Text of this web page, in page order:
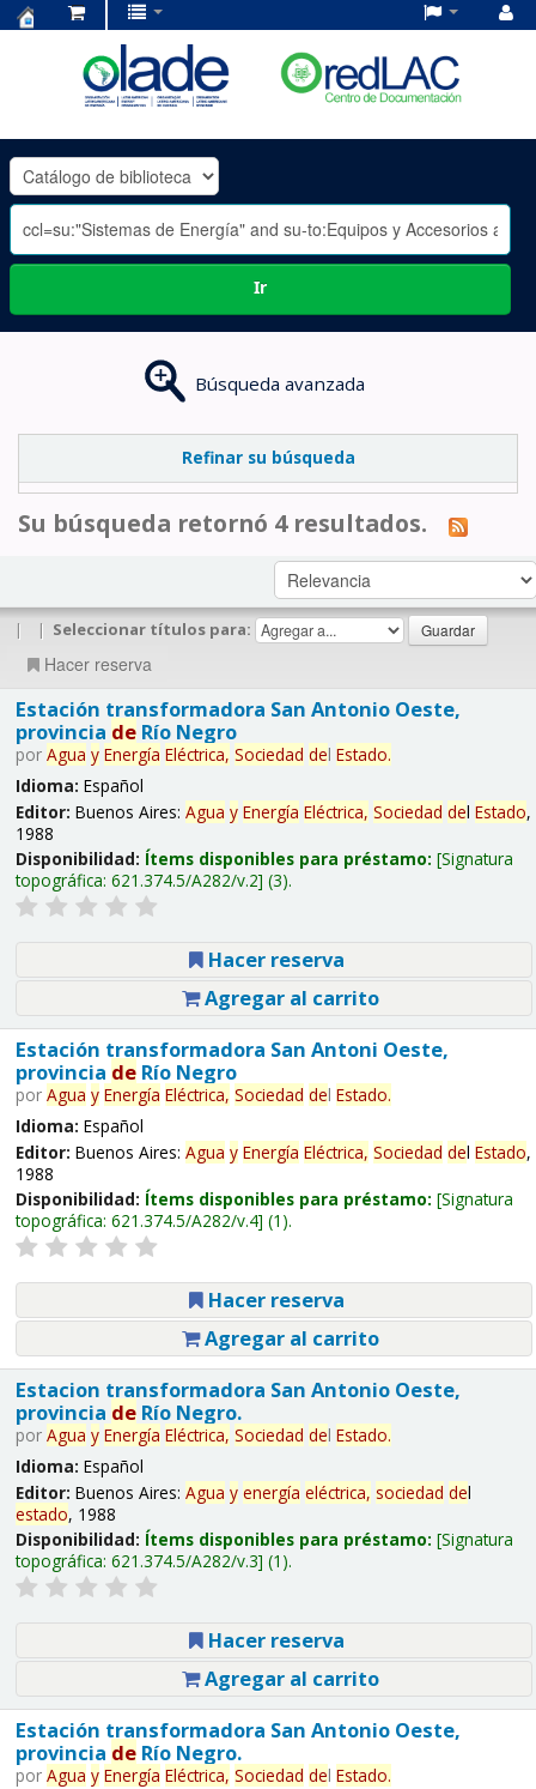
OLADE
-
Ir
Búsqueda avanzada
Refinar su búsqueda
Su búsqueda retornó 4 resultados.
| | Seleccionar títulos para:
Hacer reserva
Estación transformadora San Antonio Oeste,
provincia deRío Negro
por Agua y Energía Eléctrica, Sociedad del Estado.
Idioma: Español
Editor: Buenos Aires: Agua y Energía Eléctrica, Sociedad del Estado,
1988
Disponibilidad: Ítems disponibles para préstamo: Signatura
topográfica: 621.374.5/A282/v.2 (3).
Hacer reserva
Agregar al carrito
Estación transformadora San Antoni Oeste,
provincia deRío Negro
por Agua y Energía Eléctrica, Sociedad del Estado.
Idioma: Español
Editor: Buenos Aires: Agua y Energía Eléctrica, Sociedad del Estado,
1988
Disponibilidad: Ítems disponibles para préstamo: Signatura
topográfica: 621.374.5/A282/v.4 (1).
Hacer reserva
Agregar al carrito
Estacion transformadora San Antonio Oeste,
provincia deRío Negro.
por Agua y Energía Eléctrica, Sociedad del Estado.
Idioma: Español
Editor: Buenos Aires: Agua y energía eléctrica, sociedad del
estado, 1988
Disponibilidad: Ítems disponibles para préstamo: Signatura
topográfica: 621.374.5/A282/v.3 (1).
Hacer reserva
Agregar al carrito
Estación transformadora San Antonio Oeste,
provincia deRío Negro.
por Agua y Energía Eléctrica, Sociedad del Estado.